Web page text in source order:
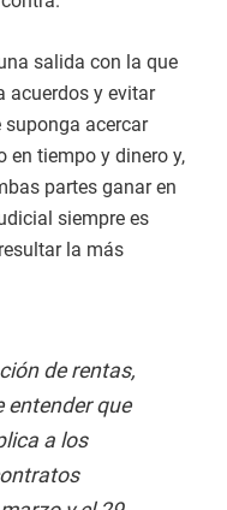
salida con la que
acuerdos y evitar
acercar
en tiempo y dinero y,
partes ganar en
siempre es
la más
de rentas,
entender que
a los